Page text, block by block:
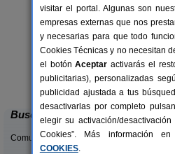
El Pajar de
Castropol (Asturias)
Buscar
Comunidades:
visitar el portal. Algunas son
empresas externas que nos
y necesarias para que todo
Cookies Técnicas y no necesitan
el botónAceptar activarás el
publicitarias), personalizadas
publicidad ajustada a tus
desactivarlas por completo
elegir su activación/
Cookies”. Más información
COOKIES.